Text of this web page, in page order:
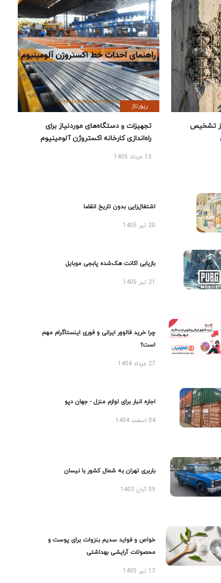
تشخیص
رپورتاژ
تجهیزات و دستگاه‌های موردنیاز برای
راه‌اندازی کارخانه اکستروژن آلومینیوم
13 مرداد 1405
اشتغال‌زایی بدون تاریخ انقضا
20 تیر 1405
بازیابی اکانت هک‌شده پابجی موبایل
چرا خرید فالوور ایرانی و فوری اینستاگرام مهم
است؟
27 مرداد 1404
اجاره انبار برای لوازم منزل - جهان دپو
04 اسفند 1404
باربری تهران به شمال کشور با نیسان
09 آبان 1403
خواص و فواید سدیم بنزوات برای پوست و
محصولات آرایشی بهداشتی
17 تیر 1405